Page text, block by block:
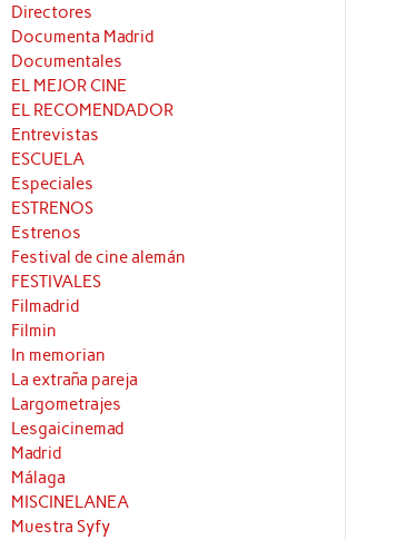
Directores
Documenta Madrid
Documentales
EL MEJOR CINE
EL RECOMENDADOR
Entrevistas
ESCUELA
Especiales
ESTRENOS
Estrenos
Festival de cine alemán
FESTIVALES
Filmadrid
Filmin
In memorian
La extraña pareja
Largometrajes
Lesgaicinemad
Madrid
Málaga
MISCINELANEA
Muestra Syfy